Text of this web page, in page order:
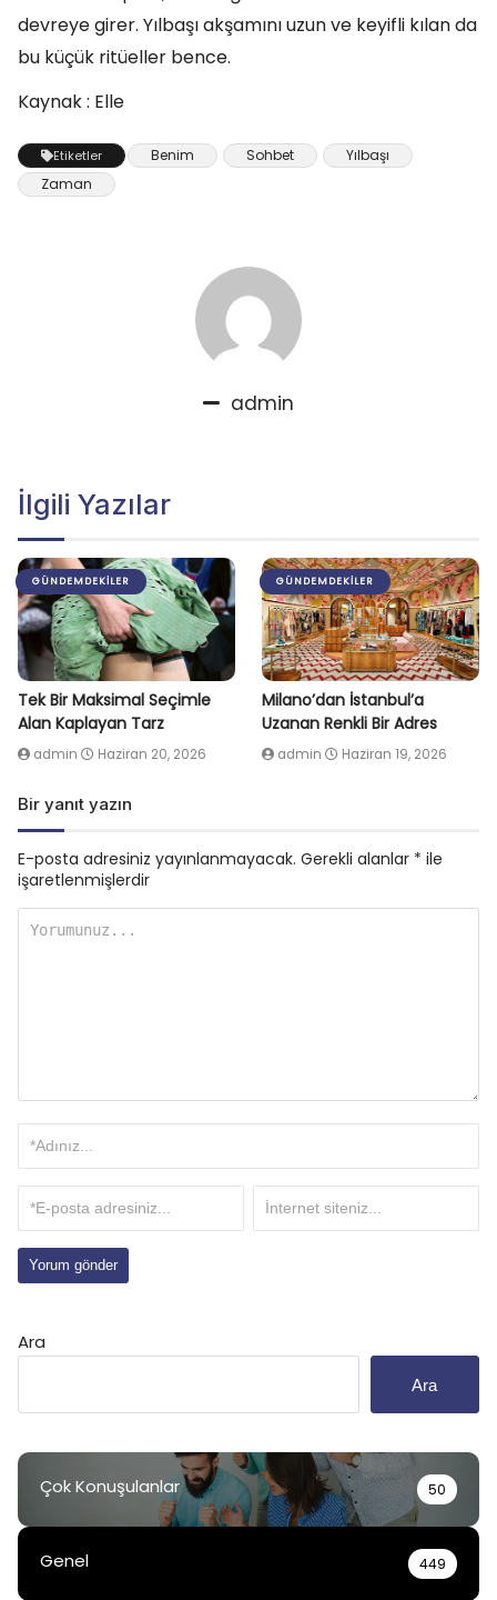
devreye girer. Yılbaşı akşamını uzun ve keyifli kılan da
bu küçük ritüeller bence.
Kaynak : Elle
Etiketler Benim Sohbet
Yılbaşı
Zaman
admin
İlgili Yazılar
GÜNDEMDEKILER
Tek Bir Maksimal Seçimle
Alan Kaplayan Tarz
admin Haziran 20, 2026
GÜNDEMDEKILER
Milano’dan İstanbul’a
Uzanan Renkli Bir Adres
admin Haziran 19, 2026
Bir yanıt yazın
E-posta adresiniz yayınlanmayacak. Gerekli alanlar * ile
işaretlenmişlerdir
Ara
Ara
Çok Konuşulanlar 50
Genel 449